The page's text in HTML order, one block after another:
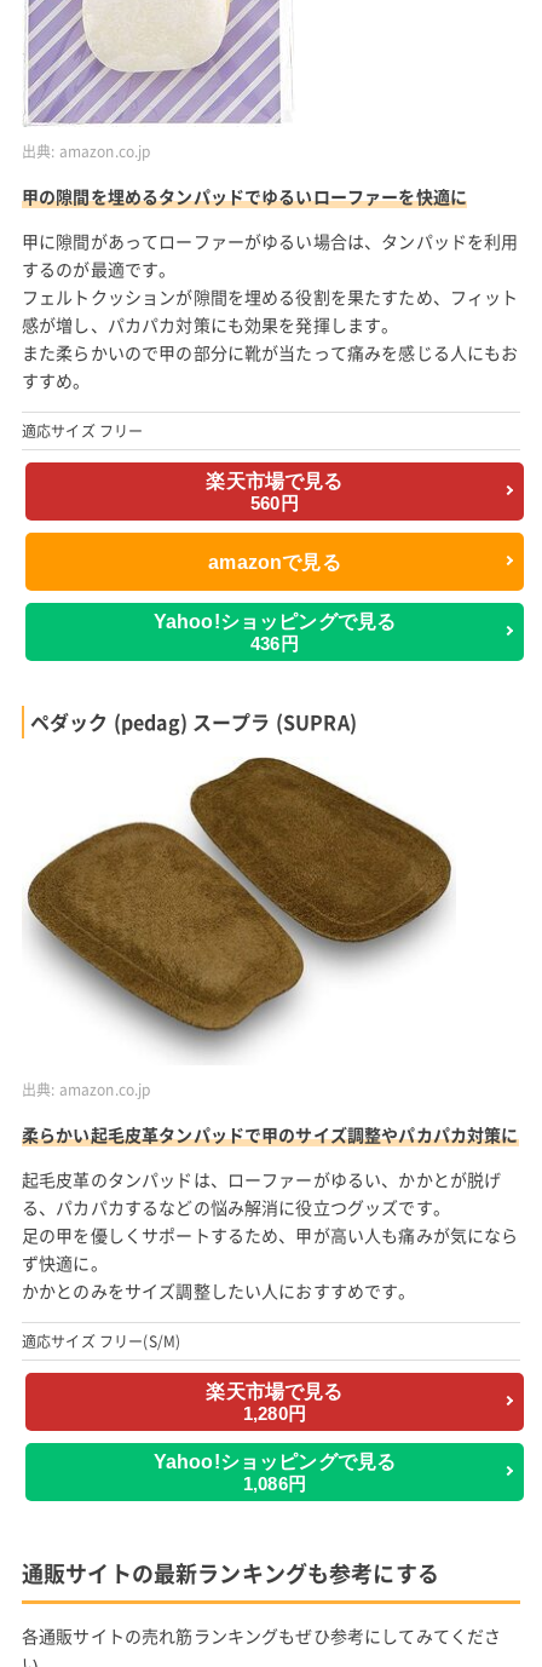
出典: amazon.co.jp
甲の隙間を埋めるタンパッドでゆるいローファーを快適に
甲に隙間があってローファーがゆるい場合は、タンパッドを利用
するのが最適です。
フェルトクッションが隙間を埋める役割を果たすため、フィット
感が増し、パカパカ対策にも効果を発揮します。
また柔らかいので甲の部分に靴が当たって痛みを感じる人にもお
すすめ。
適応サイズ フリー
楽天市場で見る
560円
amazonで見る
Yahoo!ショッピングで見る
436円
ペダック (pedag) スープラ (SUPRA)
出典: amazon.co.jp
柔らかい起毛皮革タンパッドで甲のサイズ調整やパカパカ対策に
起毛皮革のタンパッドは、ローファーがゆるい、かかとが脱げ
る、パカパカするなどの悩み解消に役立つグッズです。
足の甲を優しくサポートするため、甲が高い人も痛みが気になら
ず快適に。
かかとのみをサイズ調整したい人におすすめです。
適応サイズ フリー(S/M)
楽天市場で見る
1,280円
Yahoo!ショッピングで見る
1,086円
通販サイトの最新ランキングも参考にする
各通販サイトの売れ筋ランキングもぜひ参考にしてみてくださ